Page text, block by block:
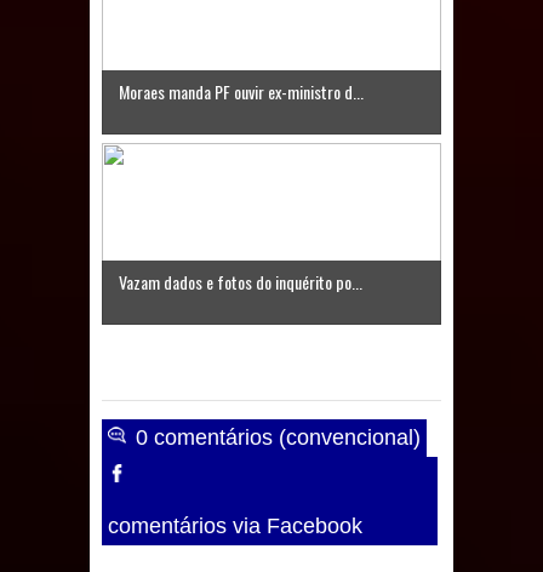
Moraes manda PF ouvir ex-ministro d...
Vazam dados e fotos do inquérito po...
0 comentários (convencional)
comentários via Facebook